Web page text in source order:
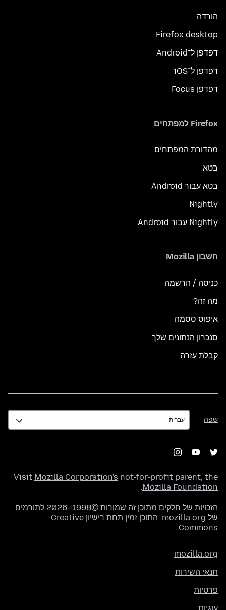
הורדה
Firefox desktop
דפדפן ל־Android
דפדפן ל־iOS
דפדפן Focus
Firefox למפתחים
מהדורת המפתחים
בטא
בטא עבור Android
Nightly
Nightly עבור Android
חשבון Mozilla
כניסה / הרשמה
מה זה?
איפוס ססמה
סנכרון הנתונים שלך
קבלת עזרה
שפה
שפה
Visit Mozilla Corporation's not-for-profit parent, the
Mozilla Foundation
.
הזכויות של חלקים מתוכן זה שמורות ©1998–2026 לתורמים
של mozilla.org. התוכן זמין תחת
רישיון Creative
Commons
.
mozilla.org
תנאי השירות
פרטיות